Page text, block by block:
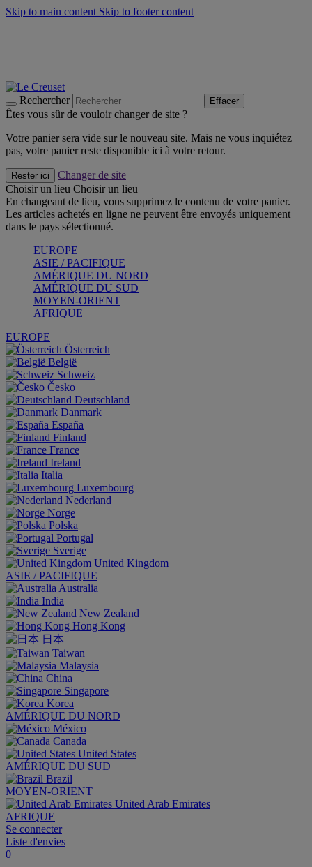
Skip to main content Skip to footer content
Rechercher Effacer
Êtes vous sûr de vouloir changer de site ?
Votre panier sera vide sur le nouveau site. Mais ne vous inquiétez
pas, votre panier reste disponible ici à votre retour.
Rester ici
Changer de site
Choisir un lieu Choisir un lieu
En changeant de lieu, vous supprimez le contenu de votre panier.
Les articles achetés en ligne ne peuvent être envoyés uniquement
dans le pays sélectionné.
EUROPE
ASIE / PACIFIQUE
AMÉRIQUE DU NORD
AMÉRIQUE DU SUD
MOYEN-ORIENT
AFRIQUE
EUROPE
Österreich
België
Schweiz
Česko
Deutschland
Danmark
España
Finland
France
Ireland
Italia
Luxembourg
Nederland
Norge
Polska
Portugal
Sverige
United Kingdom
ASIE / PACIFIQUE
Australia
India
New Zealand
Hong Kong
日本
Taiwan
Malaysia
China
Singapore
Korea
AMÉRIQUE DU NORD
México
Canada
United States
AMÉRIQUE DU SUD
Brazil
MOYEN-ORIENT
United Arab Emirates
AFRIQUE
Se connecter
Liste d'envies
0